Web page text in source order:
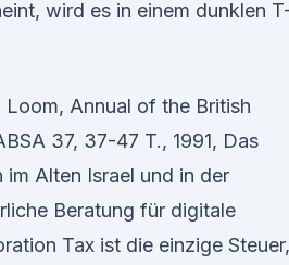
wird es in einem dunklen
Annual of the British
37, 37-47 T., 1991, Das
im Alten Israel und in der
Beratung für digitale
Tax ist die einzige Steuer,